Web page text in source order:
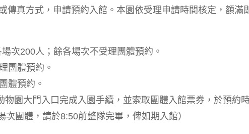
傳真方式，申請預約入館。本園依受理申請時間核定，額滿
次200人；餘各場次不受理團體預約。
團體預約。
體預約。
園大門入口完成入園手續，並索取團體入館票券，於預約
團體，請於8:50前整隊完畢，俾如期入館）